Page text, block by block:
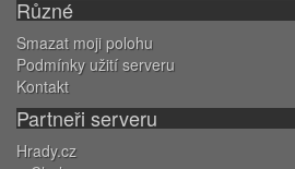
Různé
Smazat moji polohu
Podmínky užití serveru
Kontakt
Partneři serveru
Hrady.cz